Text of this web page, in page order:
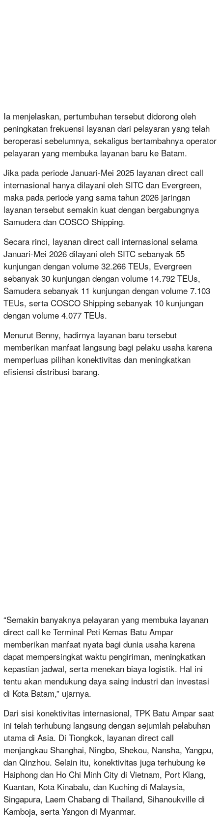
Ia menjelaskan, pertumbuhan tersebut didorong oleh
peningkatan frekuensi layanan dari pelayaran yang telah
beroperasi sebelumnya, sekaligus bertambahnya operator
pelayaran yang membuka layanan baru ke Batam.
Jika pada periode Januari-Mei 2025 layanan direct call
internasional hanya dilayani oleh SITC dan Evergreen,
maka pada periode yang sama tahun 2026 jaringan
layanan tersebut semakin kuat dengan bergabungnya
Samudera dan COSCO Shipping.
Secara rinci, layanan direct call internasional selama
Januari-Mei 2026 dilayani oleh SITC sebanyak 55
kunjungan dengan volume 32.266 TEUs, Evergreen
sebanyak 30 kunjungan dengan volume 14.792 TEUs,
Samudera sebanyak 11 kunjungan dengan volume 7.103
TEUs, serta COSCO Shipping sebanyak 10 kunjungan
dengan volume 4.077 TEUs.
Menurut Benny, hadirnya layanan baru tersebut
memberikan manfaat langsung bagi pelaku usaha karena
memperluas pilihan konektivitas dan meningkatkan
efisiensi distribusi barang.
“Semakin banyaknya pelayaran yang membuka layanan
direct call ke Terminal Peti Kemas Batu Ampar
memberikan manfaat nyata bagi dunia usaha karena
dapat mempersingkat waktu pengiriman, meningkatkan
kepastian jadwal, serta menekan biaya logistik. Hal ini
tentu akan mendukung daya saing industri dan investasi
di Kota Batam,” ujarnya.
Dari sisi konektivitas internasional, TPK Batu Ampar saat
ini telah terhubung langsung dengan sejumlah pelabuhan
utama di Asia. Di Tiongkok, layanan direct call
menjangkau Shanghai, Ningbo, Shekou, Nansha, Yangpu,
dan Qinzhou. Selain itu, konektivitas juga terhubung ke
Haiphong dan Ho Chi Minh City di Vietnam, Port Klang,
Kuantan, Kota Kinabalu, dan Kuching di Malaysia,
Singapura, Laem Chabang di Thailand, Sihanoukville di
Kamboja, serta Yangon di Myanmar.